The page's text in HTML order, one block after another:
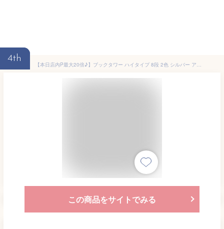
4th
【本日店内P最大20倍♪】ブックタワー ハイタイプ 8段 2色 シルバー アイボリー ブックシェルフ スリム 縦型 本棚 本立て 積む 収納 スチール アンティーク レトロ デザイナーズ メイドインジャパン 日本製 人気
この商品をサイトでみる